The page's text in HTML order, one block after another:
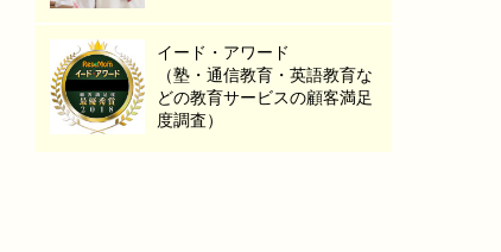
イード・アワード
（塾・通信教育・英語教育な
どの教育サービスの顧客満足
度調査）